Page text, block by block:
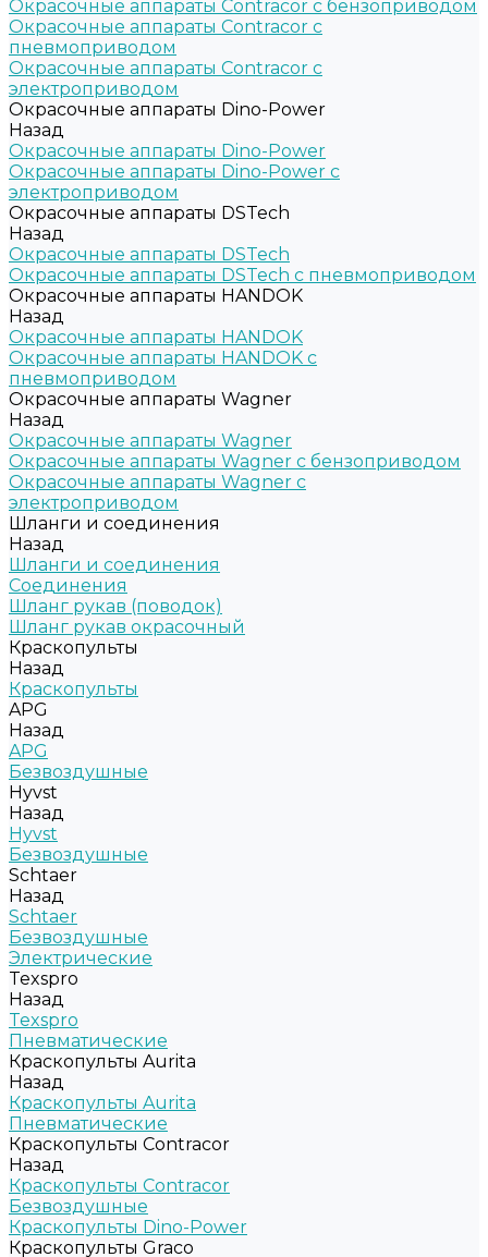
Окрасочные аппараты Contracor с бензоприводом
Окрасочные аппараты Contracor с
пневмоприводом
Окрасочные аппараты Contracor с
электроприводом
Окрасочные аппараты Dino-Power
Назад
Окрасочные аппараты Dino-Power
Окрасочные аппараты Dino-Power с
электроприводом
Окрасочные аппараты DSTech
Назад
Окрасочные аппараты DSTech
Окрасочные аппараты DSTech c пневмоприводом
Окрасочные аппараты HANDOK
Назад
Окрасочные аппараты HANDOK
Окрасочные аппараты HANDOK c
пневмоприводом
Окрасочные аппараты Wagner
Назад
Окрасочные аппараты Wagner
Окрасочные аппараты Wagner с бензоприводом
Окрасочные аппараты Wagner с
электроприводом
Шланги и соединения
Назад
Шланги и соединения
Cоединения
Шланг рукав (поводок)
Шланг рукав окрасочный
Краскопульты
Назад
Краскопульты
APG
Назад
APG
Безвоздушные
Hyvst
Назад
Hyvst
Безвоздушные
Schtaer
Назад
Schtaer
Безвоздушные
Электрические
Texspro
Назад
Texspro
Пневматические
Краскопульты Aurita
Назад
Краскопульты Aurita
Пневматические
Краскопульты Contracor
Назад
Краскопульты Contracor
Безвоздушные
Краскопульты Dino-Power
Краскопульты Graco